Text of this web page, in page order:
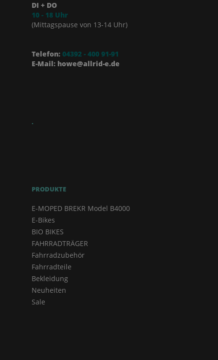
DI + DO
10 - 18 Uhr
(Mittagspause von 13-14 Uhr)
Telefon: 04392 - 400 91-91
E-Mail: howe@allrid-e.de
.
PRODUKTE
E-MOPED BREKR Model B4000
E-Bikes
BIO BIKES
FAHRRADTRÄGER
Fahrradzubehör
Fahrradteile
Bekleidung
Neuheiten
Sale